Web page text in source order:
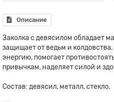
Описание
Заколка с девясилом обладает
защищает от ведьм и
энергию, помогает
привычкам, наделяет силой и
Состав: девясил, металл, стекло.